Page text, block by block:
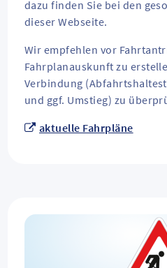
dazu finden Sie bei den
dieser Webseite.
Wir empfehlen vor
Fahrplanauskunft zu
Verbindung
und ggf. Umstieg) zu
aktuelle Fahrpläne